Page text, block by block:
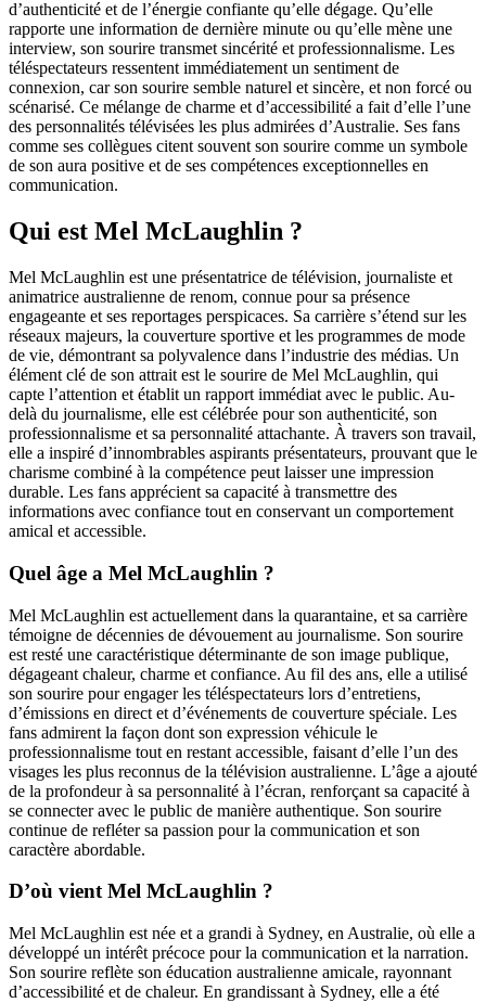
d’authenticité et de l’énergie confiante qu’elle dégage. Qu’elle
rapporte une information de dernière minute ou qu’elle mène une
interview, son sourire transmet sincérité et professionnalisme. Les
téléspectateurs ressentent immédiatement un sentiment de
connexion, car son sourire semble naturel et sincère, et non forcé ou
scénarisé. Ce mélange de charme et d’accessibilité a fait d’elle l’une
des personnalités télévisées les plus admirées d’Australie. Ses fans
comme ses collègues citent souvent son sourire comme un symbole
de son aura positive et de ses compétences exceptionnelles en
communication.
Qui est Mel McLaughlin ?
Mel McLaughlin est une présentatrice de télévision, journaliste et
animatrice australienne de renom, connue pour sa présence
engageante et ses reportages perspicaces. Sa carrière s’étend sur les
réseaux majeurs, la couverture sportive et les programmes de mode
de vie, démontrant sa polyvalence dans l’industrie des médias. Un
élément clé de son attrait est le sourire de Mel McLaughlin, qui
capte l’attention et établit un rapport immédiat avec le public. Au-
delà du journalisme, elle est célébrée pour son authenticité, son
professionnalisme et sa personnalité attachante. À travers son travail,
elle a inspiré d’innombrables aspirants présentateurs, prouvant que le
charisme combiné à la compétence peut laisser une impression
durable. Les fans apprécient sa capacité à transmettre des
informations avec confiance tout en conservant un comportement
amical et accessible.
Quel âge a Mel McLaughlin ?
Mel McLaughlin est actuellement dans la quarantaine, et sa carrière
témoigne de décennies de dévouement au journalisme. Son sourire
est resté une caractéristique déterminante de son image publique,
dégageant chaleur, charme et confiance. Au fil des ans, elle a utilisé
son sourire pour engager les téléspectateurs lors d’entretiens,
d’émissions en direct et d’événements de couverture spéciale. Les
fans admirent la façon dont son expression véhicule le
professionnalisme tout en restant accessible, faisant d’elle l’un des
visages les plus reconnus de la télévision australienne. L’âge a ajouté
de la profondeur à sa personnalité à l’écran, renforçant sa capacité à
se connecter avec le public de manière authentique. Son sourire
continue de refléter sa passion pour la communication et son
caractère abordable.
D’où vient Mel McLaughlin ?
Mel McLaughlin est née et a grandi à Sydney, en Australie, où elle a
développé un intérêt précoce pour la communication et la narration.
Son sourire reflète son éducation australienne amicale, rayonnant
d’accessibilité et de chaleur. En grandissant à Sydney, elle a été